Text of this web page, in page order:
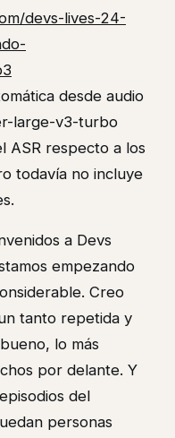
devs-lives-24-
desde audio
large-v3-turbo
ASR respecto a los
todavía no incluye
a Devs
empezando
Creo
tanto repetida y
lo más
por delante. Y
del
personas